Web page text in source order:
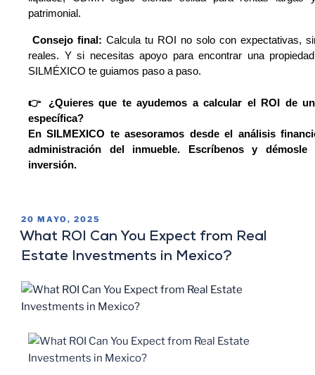
patrimonial.
Consejo final: Calcula tu ROI no solo con expectativas,
reales. Y si necesitas apoyo para encontrar una
SILMÉXICO te guiamos paso a paso.
👉 ¿Quieres que te ayudemos a calcular el ROI de
específica?
En SILMEXICO te asesoramos desde el análisis
administración del inmueble. Escríbenos y
inversión.
20 MAYO, 2025
What ROI Can You Expect from Real
Estate Investments in Mexico?